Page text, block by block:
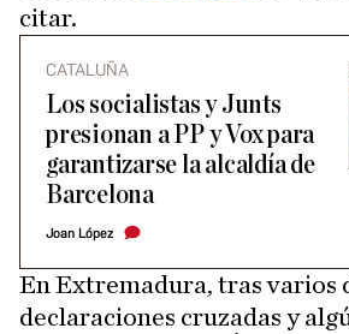
citar.
CATALUÑA
Los socialistas y Junts
presionan a PP y Vox para
garantizarse la alcaldía de
Barcelona
Joan López
En Extremadura, tras varios
declaraciones cruzadas y